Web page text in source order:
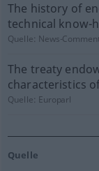
The history of
technical know-
Quelle: News-
The treaty
characteristics
Quelle: Europarl
Quelle